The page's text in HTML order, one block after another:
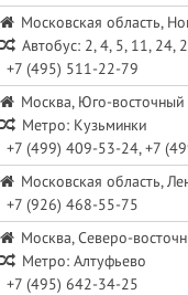
Московская область,
Автобус: 2, 4, 5, 11, 24,
+7 (495) 511-22-79
Москва, Юго-
Метро: Кузьминки
+7 (499) 409-53-24, +7
Московская область,
+7 (926) 468-55-75
Москва, Северо-
Метро: Алтуфьево
+7 (495) 642-34-25